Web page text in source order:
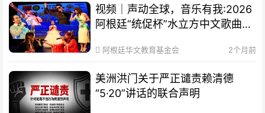
视频｜声动全球，音乐有我:2026
阿根廷“统促杯”水立方中文歌曲大
阿根廷华文教育基金会 2个月前
美洲洪门关于严正谴责赖清德
“5·20”讲话的联合声明